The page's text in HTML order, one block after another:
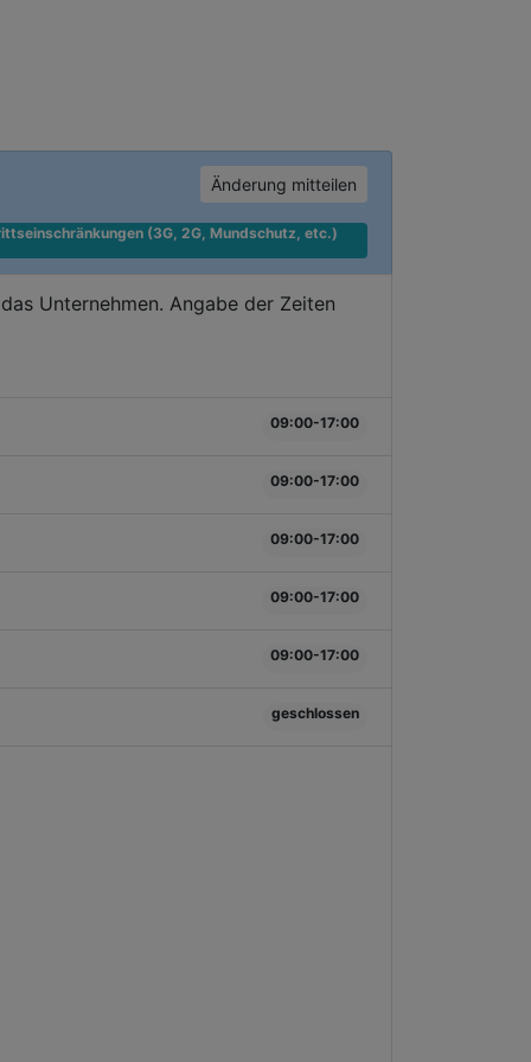
Änderung mitteilen
(3G, 2G, Mundschutz, etc.)
Unternehmen. Angabe der Zeiten
09:00-17:00
09:00-17:00
09:00-17:00
09:00-17:00
09:00-17:00
geschlossen